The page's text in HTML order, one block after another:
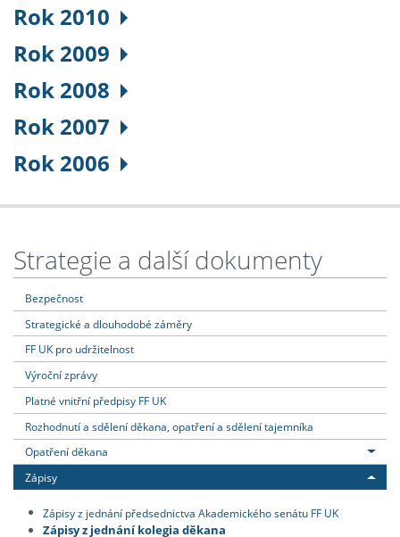
Rok 2010
Rok 2009
Rok 2008
Rok 2007
Rok 2006
Strategie a další dokumenty
Bezpečnost
Strategické a dlouhodobé záměry
FF UK pro udržitelnost
Výroční zprávy
Platné vnitřní předpisy FF UK
Rozhodnutí a sdělení děkana, opatření a sdělení tajemníka
Opatření děkana
Zápisy
Zápisy z jednání předsednictva Akademického senátu FF UK
Zápisy z jednání kolegia děkana